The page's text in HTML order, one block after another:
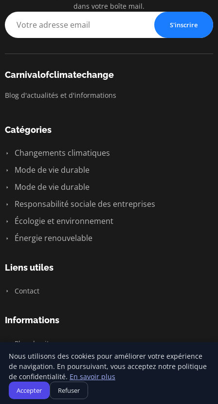
dans votre boîte mail.
S'inscrire
Carnivalofclimatechange
Blog d'actualités et d'informations
Catégories
Changements climatiques
Mode de vie durable
Mode de vie durable
Responsabilité sociale des entreprises
Écologie et environnement
Énergie renouvelable
Liens utiles
Contact
Informations
Plan du site
© 2026 Carnivalofclimatechange. Tous droits réservés.
Nous utilisons des cookies pour améliorer votre expérience
de navigation. En poursuivant, vous acceptez notre politique
de confidentialité. En savoir plus
Accepter Refuser